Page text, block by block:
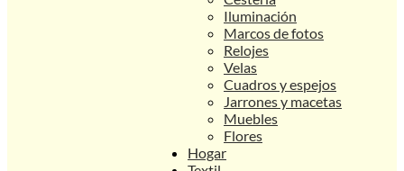
Iluminación
Marcos de fotos
Relojes
Velas
Cuadros y espejos
Jarrones y macetas
Muebles
Flores
Hogar